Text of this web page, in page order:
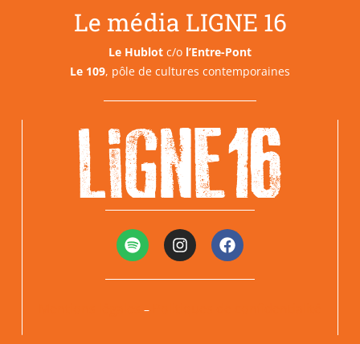
Le média LIGNE 16
Le Hublot c/o l’Entre-Pont
Le 109, pôle de cultures contemporaines
–